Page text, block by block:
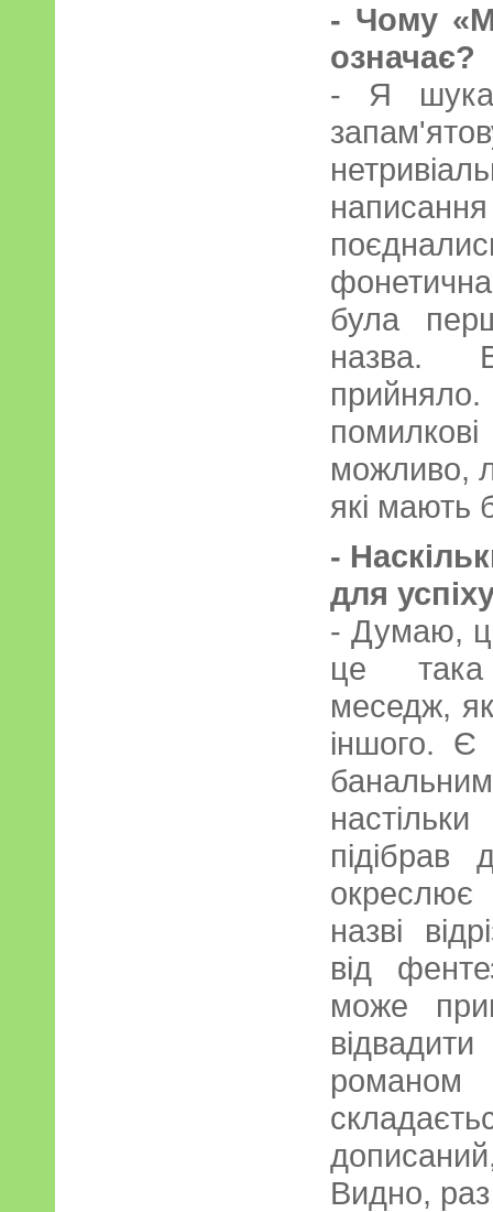
- Чому
означає?
- Я
була
назва.
можливо,
які мають
-
для
- Думаю,
це така
меседж,
іншого. Є
назві
від
може
романом
Видно,